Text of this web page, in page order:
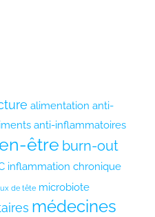
alimentation anti-
anti-inflammatoires
être burn-out
inflammation chronique
de tête microbiote
médecines